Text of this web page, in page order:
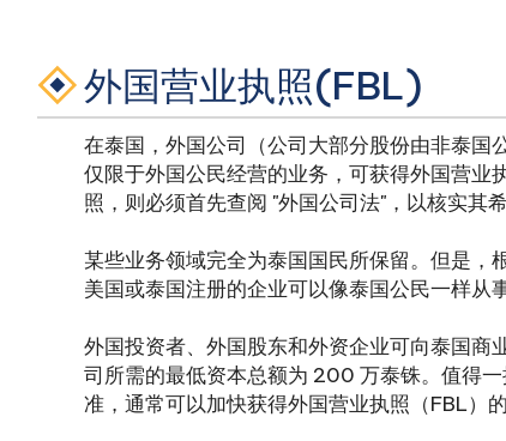
外国营业执照(FBL)
在泰国，外国公司（公司大部分股份由非泰国
仅限于外国公民经营的业务，可获得外国营
照，则必须首先查阅 "外国公司法"，以核实其
某些业务领域完全为泰国国民所保留。但是，
美国或泰国注册的企业可以像泰国公民一样从
外国投资者、外国股东和外资企业可向泰国商
司所需的最低资本总额为 200 万泰铢。值得
准，通常可以加快获得外国营业执照（FBL）的